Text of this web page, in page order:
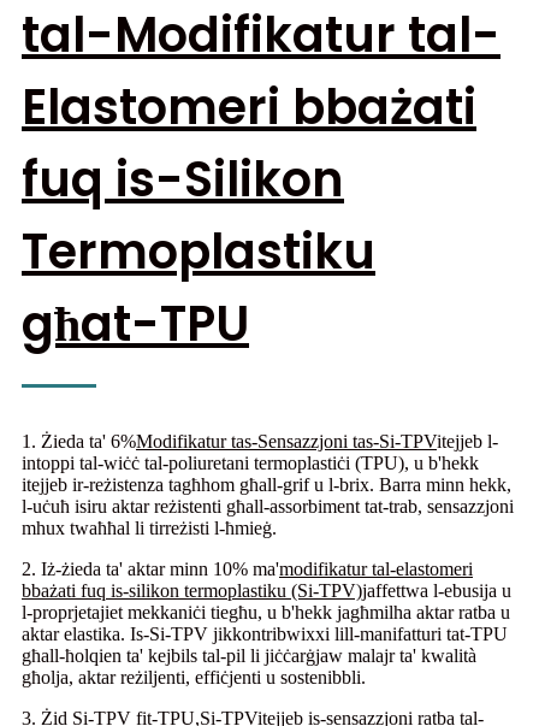
tal-Modifikatur tal-
Elastomeri bbażati
fuq is-Silikon
Termoplastiku
għat-TPU
1. Żieda ta' 6%Modifikatur tas-Sensazzjoni tas-Si-TPVitejjeb l-
intoppi tal-wiċċ tal-poliuretani termoplastiċi (TPU), u b'hekk
itejjeb ir-reżistenza tagħhom għall-grif u l-brix. Barra minn hekk,
l-uċuħ isiru aktar reżistenti għall-assorbiment tat-trab, sensazzjoni
mhux twaħħal li tirreżisti l-ħmieġ.
2. Iż-żieda ta' aktar minn 10% ma'modifikatur tal-elastomeri
bbażati fuq is-silikon termoplastiku (Si-TPV)jaffettwa l-ebusija u
l-proprjetajiet mekkaniċi tiegħu, u b'hekk jagħmilha aktar ratba u
aktar elastika. Is-Si-TPV jikkontribwixxi lill-manifatturi tat-TPU
għall-ħolqien ta' kejbils tal-pil li jiċċarġjaw malajr ta' kwalità
għolja, aktar reżiljenti, effiċjenti u sostenibbli.
3. Żid Si-TPV fit-TPU,Si-TPVitejjeb is-sensazzjoni ratba tal-